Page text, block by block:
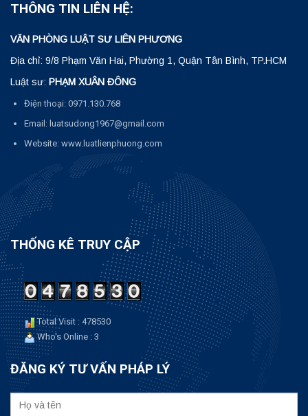
THÔNG TIN LIÊN HỆ:
VĂN PHÒNG LUẬT SƯ LIÊN PHƯƠNG
Địa chỉ: 9/8 Phạm Văn Hai, Phường 1, Quận Tân Bình, TP.HCM
Luật sư: PHẠM XUÂN ĐÔNG
Điện thoại: 0971.130.768
Email: luatsudong1967@gmail.com
Website: www.luatlienphuong.com
THỐNG KÊ TRUY CẬP
Total Visit : 478530
Who's Online : 3
ĐĂNG KÝ TƯ VẤN PHÁP LÝ